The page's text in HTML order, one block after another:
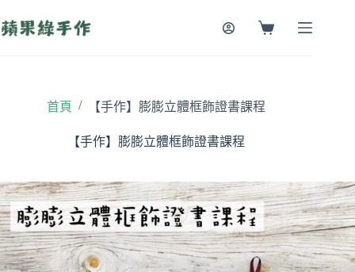
至
購
首頁 / 【手作】膨膨立體框飾證書課程
【手作】膨膨立體框飾證書課程